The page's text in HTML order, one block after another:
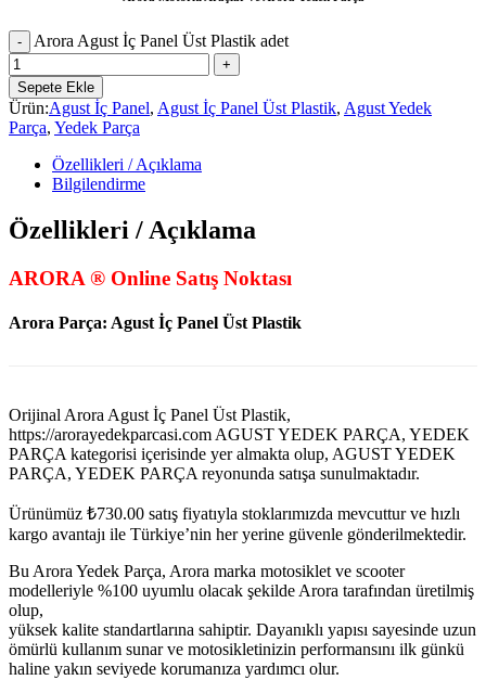
Arora Agust İç Panel Üst Plastik adet
Sepete Ekle
Ürün:Agust İç Panel, Agust İç Panel Üst Plastik, Agust Yedek
Parça, Yedek Parça
Özellikleri / Açıklama
Bilgilendirme
Özellikleri / Açıklama
ARORA ® Online Satış Noktası
Arora Parça: Agust İç Panel Üst Plastik
Orijinal Arora Agust İç Panel Üst Plastik,
https://arorayedekparcasi.com AGUST YEDEK PARÇA, YEDEK
PARÇA kategorisi içerisinde yer almakta olup, AGUST YEDEK
PARÇA, YEDEK PARÇA reyonunda satışa sunulmaktadır.
Ürünümüz ₺730.00 satış fiyatıyla stoklarımızda mevcuttur ve hızlı
kargo avantajı ile Türkiye’nin her yerine güvenle gönderilmektedir.
Bu Arora Yedek Parça, Arora marka motosiklet ve scooter
modelleriyle %100 uyumlu olacak şekilde Arora tarafından üretilmiş
olup,
yüksek kalite standartlarına sahiptir. Dayanıklı yapısı sayesinde uzun
ömürlü kullanım sunar ve motosikletinizin performansını ilk günkü
haline yakın seviyede korumanıza yardımcı olur.